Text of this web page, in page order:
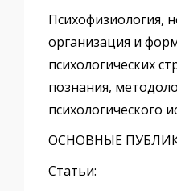
Психофизиология,
организация и
психологических
познания,
психологического
ОСНОВНЫЕ
Статьи: